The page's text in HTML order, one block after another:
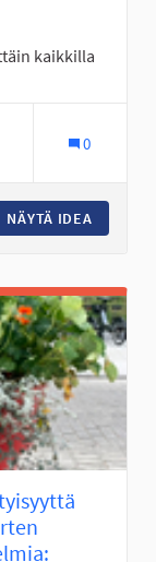
kaikkilla
0
NÄYTÄ IDEA